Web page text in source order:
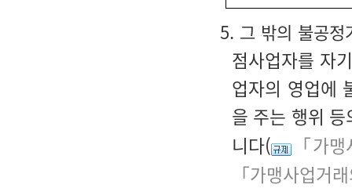
5. 그 밖의 불공정
점사업자를 자
업자의 영업에
을 주는 행위
니다(
「가
「가맹사업거